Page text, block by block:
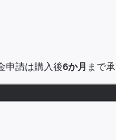
申請は購入後6か月 まで